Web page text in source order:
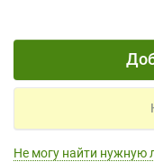
Не могу найти нужную